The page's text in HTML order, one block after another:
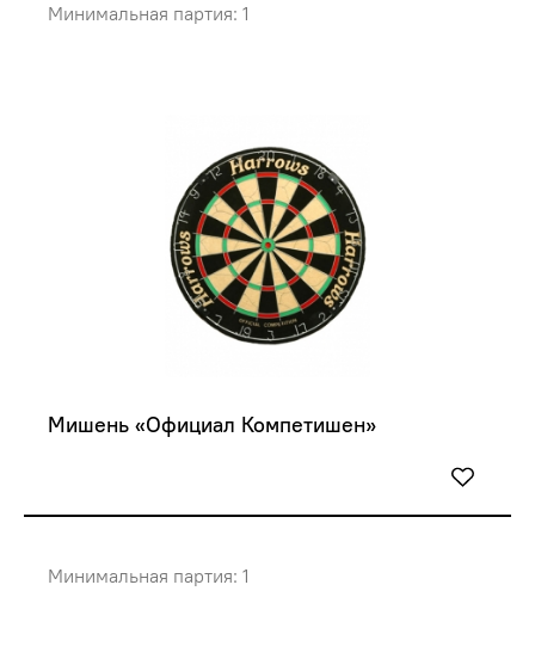
Минимальная партия: 1
Мишень «Официал Компетишен»
Минимальная партия: 1